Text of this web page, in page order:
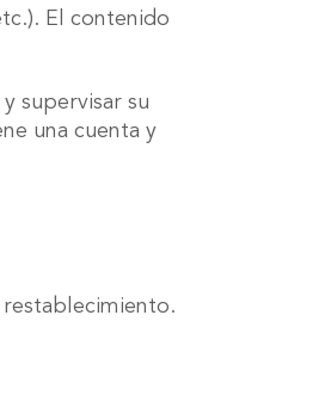
El contenido
supervisar su
una cuenta y